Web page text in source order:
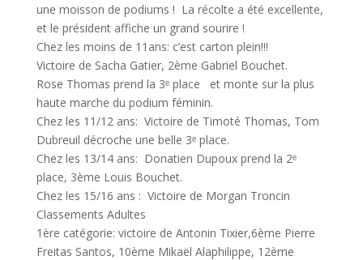
une moisson de podiums ! La récolte a été excellente,
et le président affiche un grand sourire !
Chez les moins de 11ans: c’est carton plein!!!
Victoire de Sacha Gatier, 2ème Gabriel Bouchet.
Rose Thomas prend la 3ᵉ place et monte sur la plus
haute marche du podium féminin.
Chez les 11/12 ans: Victoire de Timoté Thomas, Tom
Dubreuil décroche une belle 3ᵉ place.
Chez les 13/14 ans: Donatien Dupoux prend la 2ᵉ
place, 3ème Louis Bouchet.
Chez les 15/16 ans : Victoire de Morgan Troncin
Classements Adultes
1ère catégorie: victoire de Antonin Tixier,6ème Pierre
Freitas Santos, 10ème Mikaël Alaphilippe, 12ème